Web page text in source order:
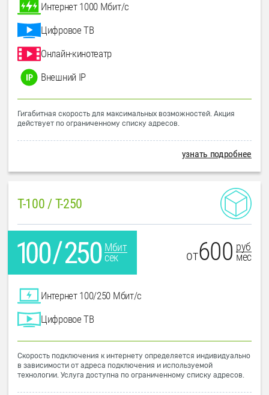
Интернет 1000 Мбит/с
Цифровое ТВ
Онлайн-кинотеатр
Внешний IP
Гигабитная скорость для максимальных возможностей. Акция
действует по ограниченному списку адресов.
узнать подробнее
T-100 / T-250
Мбит
сек
от600 руб
мес
Интернет 100/250 Мбит/с
Цифровое ТВ
Скорость подключения к интернету определяется индивидуально
в зависимости от адреса подключения и используемой
технологии. Услуга доступна по ограниченному списку адресов.